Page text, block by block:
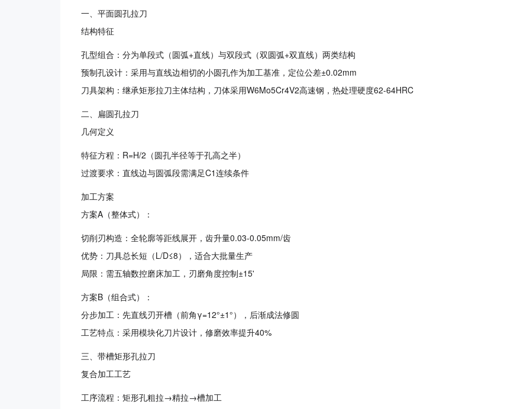
一、平面圆孔拉刀
结构特征
孔型组合：分为单段式（圆弧+直线）与双段式（双圆弧+双直线）两类结构
预制孔设计：采用与直线边相切的小圆孔作为加工基准，定位公差±0.02mm
刀具架构：继承矩形拉刀主体结构，刀体采用W6Mo5Cr4V2高速钢，热处理硬度62-64HRC
二、扁圆孔拉刀
几何定义
特征方程：R=H/2（圆孔半径等于孔高之半）
过渡要求：直线边与圆弧段需满足C1连续条件
加工方案
方案A（整体式）：
切削刃构造：全轮廓等距线展开，齿升量0.03-0.05mm/齿
优势：刀具总长短（L/D≤8），适合大批量生产
局限：需五轴数控磨床加工，刃磨角度控制±15'
方案B（组合式）：
分步加工：先直线刃开槽（前角γ=12°±1°），后渐成法修圆
工艺特点：采用模块化刀片设计，修磨效率提升40%
三、带槽矩形孔拉刀
复合加工工艺
工序流程：矩形孔粗拉→精拉→槽加工